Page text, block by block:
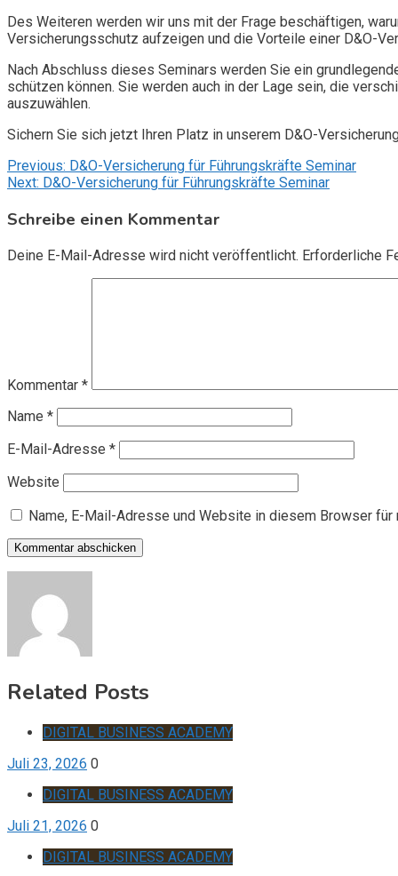
Des Weiteren werden wir uns mit der Frage beschäftigen,
Versicherungsschutz aufzeigen und die Vorteile einer D&O-
Nach Abschluss dieses Seminars werden Sie ein
schützen können. Sie werden auch in der Lage sein, die
auszuwählen.
Sichern Sie sich jetzt Ihren Platz in unserem D&O-
Beitragsnavigation
Previous: D&O-Versicherung für Führungskräfte Seminar
Next: D&O-Versicherung für Führungskräfte Seminar
Schreibe einen Kommentar
Deine E-Mail-Adresse wird nicht veröffentlicht. Erforderliche
Kommentar *
Name *
E-Mail-Adresse *
Website
Name, E-Mail-Adresse und Website in diesem Browser
Related Posts
DIGITAL BUSINESS ACADEMY
Juli 23, 2026 0
DIGITAL BUSINESS ACADEMY
Juli 21, 2026 0
DIGITAL BUSINESS ACADEMY